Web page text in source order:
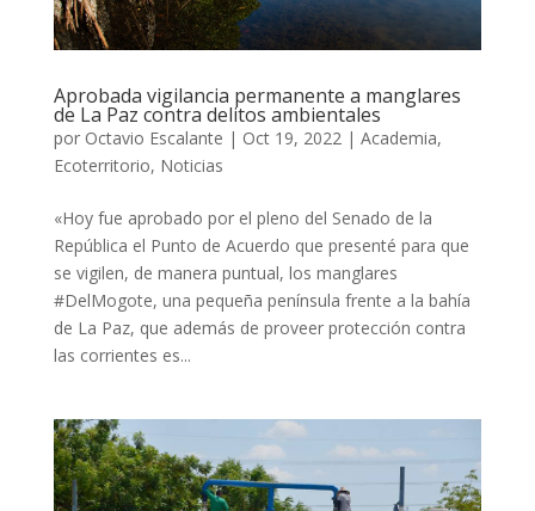
Aprobada vigilancia permanente a manglares
de La Paz contra delitos ambientales
por Octavio Escalante | Oct 19, 2022| Academia,
Ecoterritorio, Noticias
«Hoy fue aprobado por el pleno del Senado de la
República el Punto de Acuerdo que presenté para que
se vigilen, de manera puntual, los manglares
#DelMogote, una pequeña península frente a la bahía
de La Paz, que además de proveer protección contra
las corrientes es...